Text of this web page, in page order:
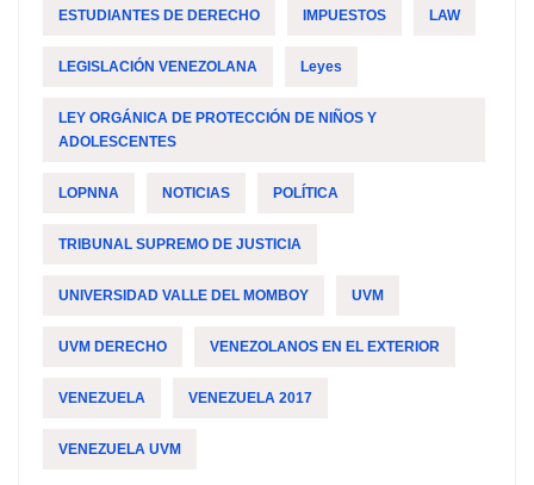
ESTUDIANTES DE DERECHO IMPUESTOS LAW
LEGISLACIÓN VENEZOLANA Leyes
LEY ORGÁNICA DE PROTECCIÓN DE NIÑOS Y
ADOLESCENTES
LOPNNA NOTICIAS POLÍTICA
TRIBUNAL SUPREMO DE JUSTICIA
UNIVERSIDAD VALLE DEL MOMBOY UVM
UVM DERECHO VENEZOLANOS EN EL EXTERIOR
VENEZUELA VENEZUELA 2017
VENEZUELA UVM